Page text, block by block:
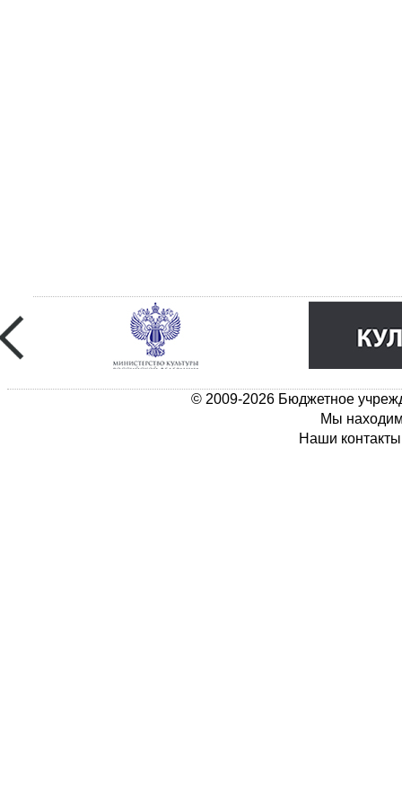
© 2009-2026 Бюджетное
Мы
Наши